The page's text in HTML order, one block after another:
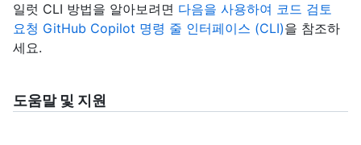
일럿 CLI 방법을 알아보려면 다음을 사용하여 코드 검토
요청 GitHub Copilot 명령 줄 인터페이스 (CLI)을 참조하
세요.
도움말 및 지원